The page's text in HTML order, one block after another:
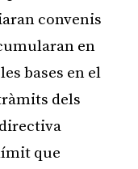
convenis
en
bases en el
dels
que